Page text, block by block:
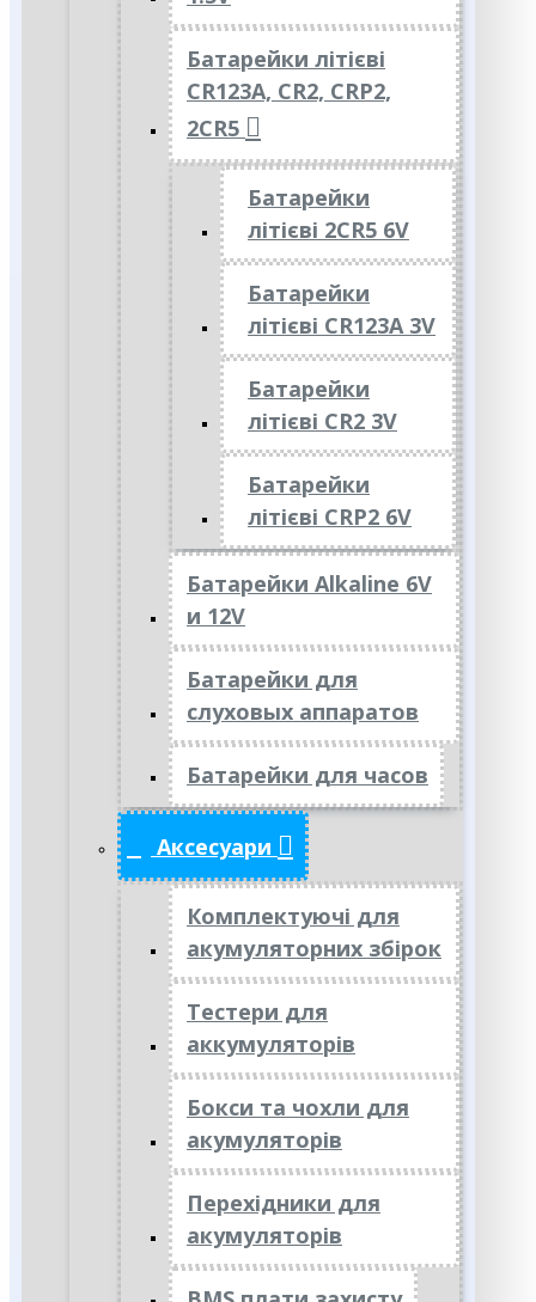
Батарейки літієві
CR123A, CR2, CRP2,
2CR5
Батарейки
літієві 2CR5 6V
Батарейки
літієві CR123A 3V
Батарейки
літієві CR2 3V
Батарейки
літієві CRP2 6V
Батарейки Alkaline 6V
и 12V
Батарейки для
слуховых аппаратов
Батарейки для часов
Аксесуари
Комплектуючі для
акумуляторних збірок
Тестери для
аккумуляторів
Бокси та чохли для
акумуляторів
Перехідники для
акумуляторів